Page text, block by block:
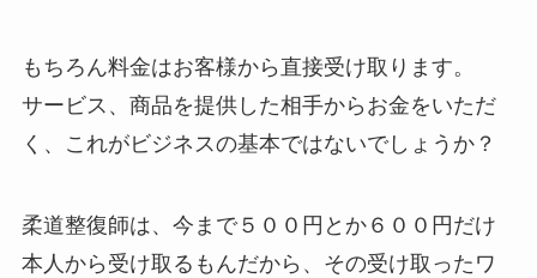
もちろん料金はお客様から直接受け取ります。
サービス、商品を提供した相手からお金をいただ
く、これがビジネスの基本ではないでしょうか？
柔道整復師は、今まで５００円とか６００円だけ
本人から受け取るもんだから、その受け取ったワ